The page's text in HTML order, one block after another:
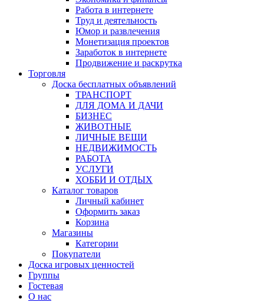
Работа в интернете
Труд и деятельность
Юмор и развлечения
Монетизация проектов
Заработок в интернете
Продвижение и раскрутка
Торговля
Доска бесплатных объявлений
ТРАНСПОРТ
ДЛЯ ДОМА И ДАЧИ
БИЗНЕС
ЖИВОТНЫЕ
ЛИЧНЫЕ ВЕЩИ
НЕДВИЖИМОСТЬ
РАБОТА
УСЛУГИ
ХОББИ И ОТДЫХ
Каталог товаров
Личный кабинет
Оформить заказ
Корзина
Магазины
Категории
Покупатели
Доска игровых ценностей
Группы
Гостевая
О нас